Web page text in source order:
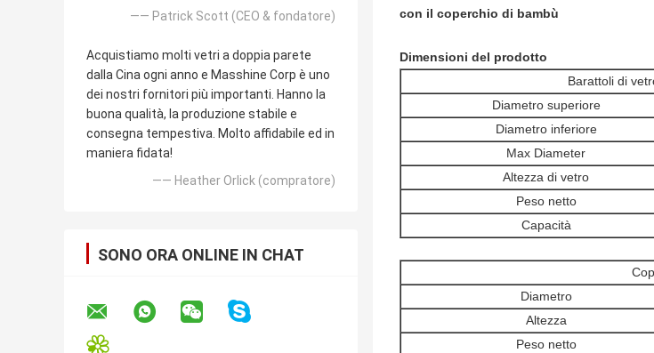
—— Patrick Scott (CEO & fondatore)
Acquistiamo molti vetri a doppia parete
dalla Cina ogni anno e Masshine Corp è uno
dei nostri fornitori più importanti. Hanno la
buona qualità, la produzione stabile e
consegna tempestiva. Molto affidabile ed in
maniera fidata!
—— Heather Orlick (compratore)
SONO ORA ONLINE IN CHAT
con il coperchio di bambù
Dimensioni del prodotto
Barattoli di
Diametro superiore
Diametro inferiore
Max Diameter
Altezza di vetro
Peso netto
Capacità
Diametro
Altezza
Peso netto